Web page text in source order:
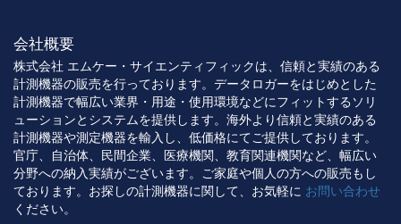
会社概要
株式会社 エムケー・サイエンティフィックは、信頼と実績のある
計測機器の販売を行っております。データロガーをはじめとした
計測機器で幅広い業界・用途・使用環境などにフィットするソリ
ューションとシステムを提供します。海外より信頼と実績のある
計測機器や測定機器を輸入し、低価格にてご提供しております。
官庁、自治体、民間企業、医療機関、教育関連機関など、幅広い
分野への納入実績がございます。ご家庭や個人の方への販売もし
ております。お探しの計測機器に関して、お気軽に お問い合わせ
ください。